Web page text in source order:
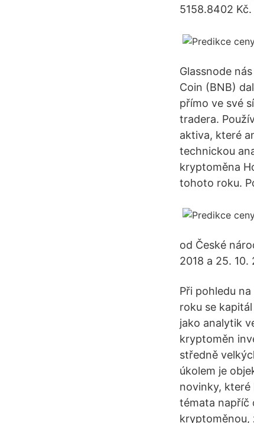
5158.8402
Glassnode
Coin (BNB)
přímo ve své
tradera.
aktiva, které
technickou
kryptoměna
tohoto roku.
od České
2018 a 25. 10.
Při pohledu
roku se
jako analytik
kryptoměn
středně
úkolem je
novinky, které
témata napříč
kryptoměnou,